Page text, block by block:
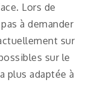
Lors de
à demander
sur
sur le
plus adaptée à